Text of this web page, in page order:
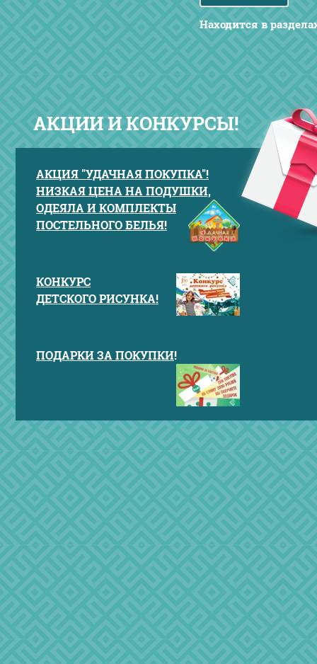
Находится в
АКЦИИ И КОНКУРСЫ!
АКЦИЯ "УДАЧНАЯ ПОКУПКА"!
НИЗКАЯ ЦЕНА НА ПОДУШКИ,
ОДЕЯЛА И КОМПЛЕКТЫ
ПОСТЕЛЬНОГО БЕЛЬЯ!
КОНКУРС
ДЕТСКОГО РИСУНКА!
ПОДАРКИ ЗА ПОКУПКИ!